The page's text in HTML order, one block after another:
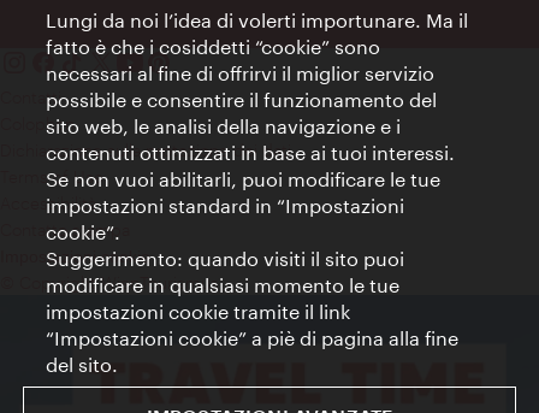
Contatti
Colophon
Dichiarazione sulla protezione dei dati
Terms of Use
Accessibilità
Contatto stampa
Impostazioni cookie
© Copyright WienTourismus
Lungi da noi l’idea di volerti importunare. Ma il
fatto è che i cosiddetti “cookie” sono
necessari al fine di offrirvi il miglior servizio
possibile e consentire il funzionamento del
sito web, le analisi della navigazione e i
contenuti ottimizzati in base ai tuoi interessi.
Se non vuoi abilitarli, puoi modificare le tue
impostazioni standard in “Impostazioni
cookie”.
Suggerimento: quando visiti il sito puoi
modificare in qualsiasi momento le tue
impostazioni cookie tramite il link
“Impostazioni cookie” a piè di pagina alla fine
del sito.